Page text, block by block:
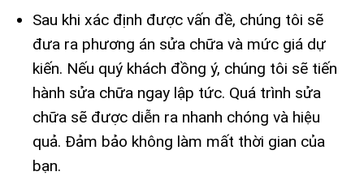
Sau khi xác định được vấn đề, chúng tôi sẽ
đưa ra phương án sửa chữa và mức giá dự
kiến. Nếu quý khách đồng ý, chúng tôi sẽ tiến
hành sửa chữa ngay lập tức. Quá trình sửa
chữa sẽ được diễn ra nhanh chóng và hiệu
quả. Đảm bảo không làm mất thời gian của
bạn.